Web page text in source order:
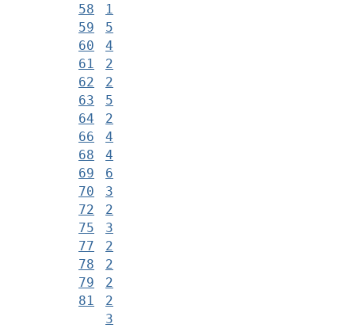
58
1
59
5
60
4
61
2
62
2
63
5
64
2
66
4
68
4
69
6
70
3
72
2
75
3
77
2
78
2
79
2
81
2
3